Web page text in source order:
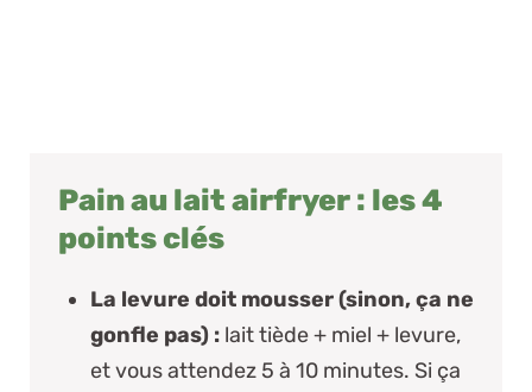
Pain au lait airfryer : les 4
points clés
La levure doit mousser (sinon, ça ne
gonfle pas) : lait tiède + miel + levure,
et vous attendez 5 à 10 minutes. Si ça